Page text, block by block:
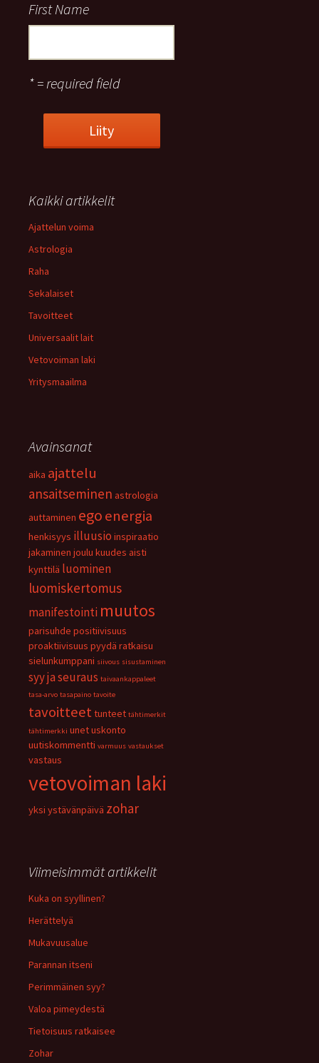
First Name
* = required field
Kaikki artikkelit
Ajattelun voima
Astrologia
Raha
Sekalaiset
Tavoitteet
Universaalit lait
Vetovoiman laki
Yritysmaailma
Avainsanat
aika ajattelu
ansaitseminen astrologia
auttaminen egoenergia
henkisyys illuusio inspiraatio
jakaminen joulu kuudes aisti
kynttilä luominen
luomiskertomus
manifestointi muutos
parisuhde positiivisuus
proaktiivisuus pyydä ratkaisu
sielunkumppani siivous sisustaminen
syy ja seuraus taivaankappaleet
tasa-arvo tasapaino tavoite
tavoitteettunteet tähtimerkit
tähtimerkki unetuskonto
uutiskommentti varmuus vastaukset
vastaus
vetovoiman laki
yksi ystävänpäivä zohar
Viimeisimmät artikkelit
Kuka on syyllinen?
Herättelyä
Mukavuusalue
Parannan itseni
Perimmäinen syy?
Valoa pimeydestä
Tietoisuus ratkaisee
Zohar